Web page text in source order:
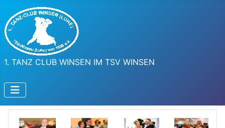
1. TANZ CLUB WINSEN IM TSV WINSEN